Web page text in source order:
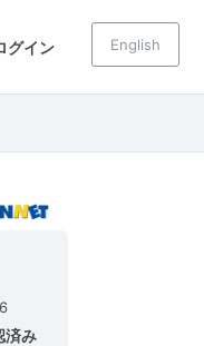
グイン English
済み